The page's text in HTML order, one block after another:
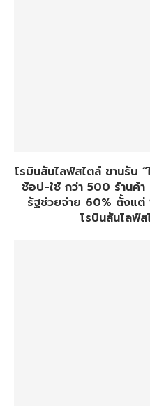
โรบินสันไลฟ์สไตล์ ขานรับ
ช้อป-ใช้ กว่า 500 ร้านค้
รัฐช่วยจ่าย 60% ตั้งแ
โรบินสันไลฟ์